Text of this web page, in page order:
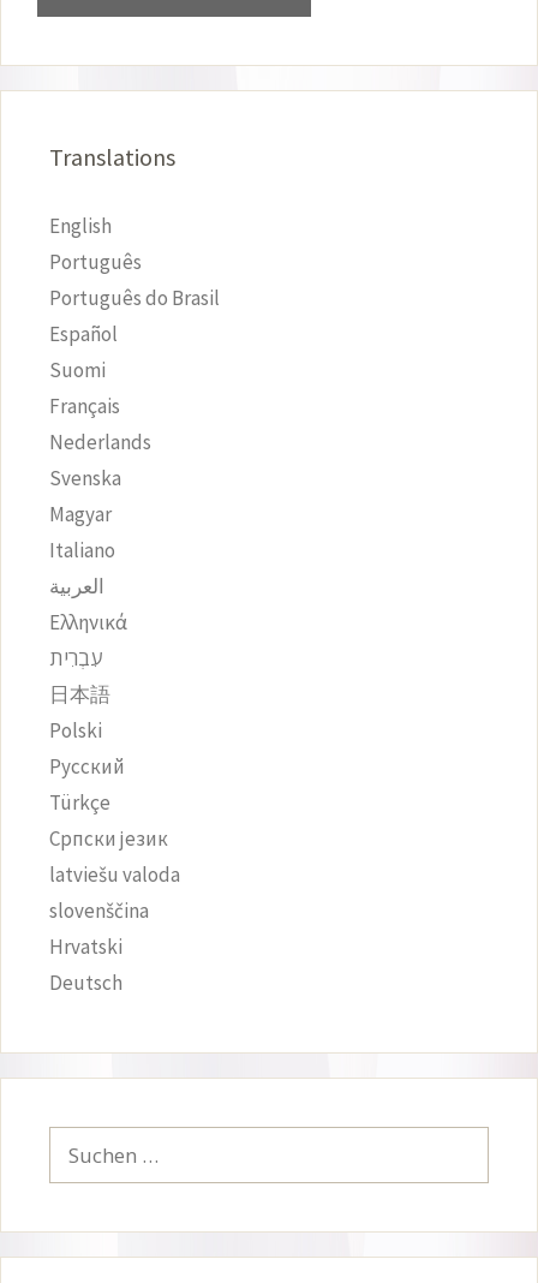
Translations
English
Português
Português do Brasil
Español
Suomi
Français
Nederlands
Svenska
Magyar
Italiano
العربية
Ελληνικά
עִבְרִית
日本語
Polski
Русский
Türkçe
Српски језик
latviešu valoda
slovenščina
Hrvatski
Deutsch
nach: